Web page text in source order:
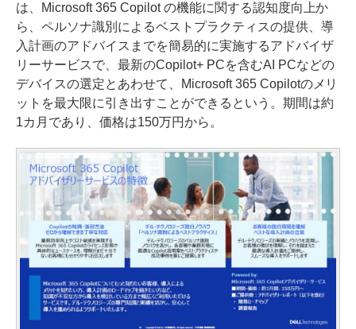
は、Microsoft 365 Copilot の機能に関する認知度向上か
ら、ペルソナ識別によるベストプラクティスの提供、導
入計画のアドバイスまでを簡易的に実施するアドバイザ
リーサービスで、最新のCopilot+ PCを含むAI PCなどの
デバイスの選定とあわせて、Microsoft 365 Copilotのメリ
ットを最大限に引き出すことができるという。期間は約
1カ月であり、価格は150万円から。